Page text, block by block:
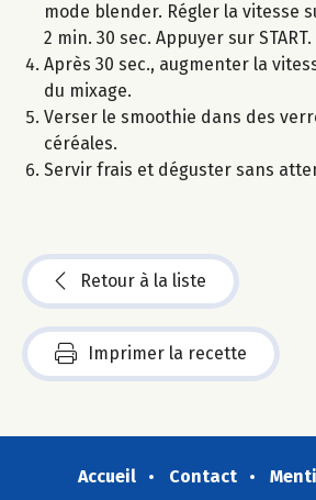
mode blender. Régler la vitesse
2 min. 30 sec. Appuyer sur START.
Après 30 sec., augmenter la
du mixage.
Verser le smoothie dans des
céréales.
Servir frais et déguster sans
Retour à la liste
Imprimer la recette
Accueil Contact